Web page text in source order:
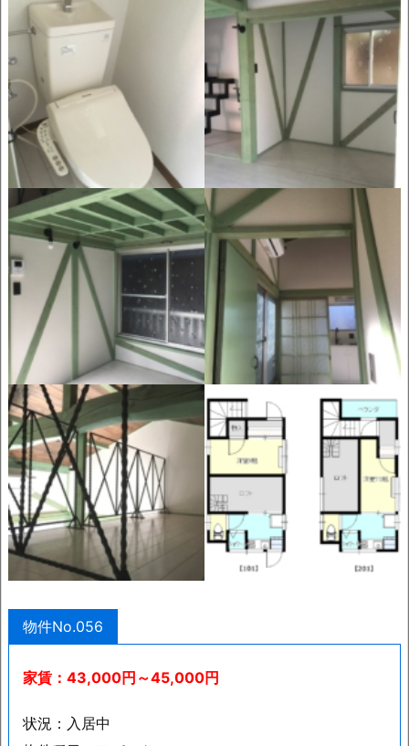
物件No.056
家賃：43,000円～45,000円
状況：入居中